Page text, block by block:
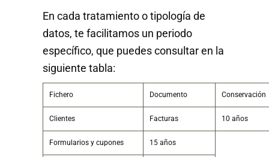
En cada tratamiento o tipología de
datos, te facilitamos un periodo
específico, que puedes consultar en la
siguiente tabla:
Fichero Documento Conservación
Clientes Facturas 10 años
Formularios y cupones 15 años